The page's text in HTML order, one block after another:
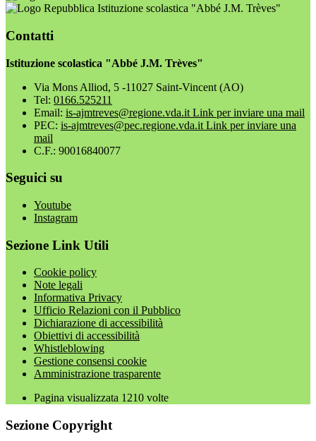
Istituzione scolastica "Abbé J.M. Trèves"
Contatti
Istituzione scolastica "Abbé J.M. Trèves"
Via Mons Alliod, 5 -11027 Saint-Vincent (AO)
Tel: 0166.525211
Email: is-ajmtreves@regione.vda.it Link per inviare una mail
PEC: is-ajmtreves@pec.regione.vda.it Link per inviare una
mail
C.F.: 90016840077
Seguici su
Youtube
Instagram
Sezione Link Utili
Cookie policy
Note legali
Informativa Privacy
Ufficio Relazioni con il Pubblico
Dichiarazione di accessibilità
Obiettivi di accessibilità
Whistleblowing
Gestione consensi cookie
Amministrazione trasparente
Pagina visualizzata 1210 volte
Sezione Copyright